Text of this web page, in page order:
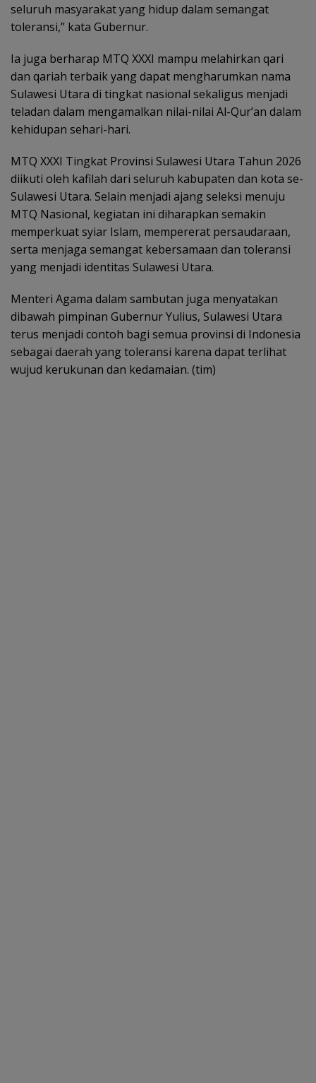
seluruh masyarakat yang hidup dalam semangat
toleransi,” kata Gubernur.
Ia juga berharap MTQ XXXI mampu melahirkan qari
dan qariah terbaik yang dapat mengharumkan nama
Sulawesi Utara di tingkat nasional sekaligus menjadi
teladan dalam mengamalkan nilai-nilai Al-Qur’an dalam
kehidupan sehari-hari.
MTQ XXXI Tingkat Provinsi Sulawesi Utara Tahun 2026
diikuti oleh kafilah dari seluruh kabupaten dan kota se-
Sulawesi Utara. Selain menjadi ajang seleksi menuju
MTQ Nasional, kegiatan ini diharapkan semakin
memperkuat syiar Islam, mempererat persaudaraan,
serta menjaga semangat kebersamaan dan toleransi
yang menjadi identitas Sulawesi Utara.
Menteri Agama dalam sambutan juga menyatakan
dibawah pimpinan Gubernur Yulius, Sulawesi Utara
terus menjadi contoh bagi semua provinsi di Indonesia
sebagai daerah yang toleransi karena dapat terlihat
wujud kerukunan dan kedamaian. (tim)